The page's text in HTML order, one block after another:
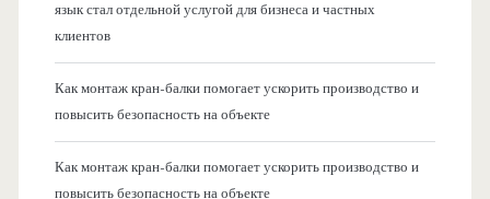
язык стал отдельной услугой для бизнеса и частных
клиентов
Как монтаж кран-балки помогает ускорить производство и
повысить безопасность на объекте
Как монтаж кран-балки помогает ускорить производство и
повысить безопасность на объекте